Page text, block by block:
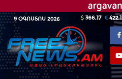
9 ՕԳՈՍՏՈՍ 2026 366.17